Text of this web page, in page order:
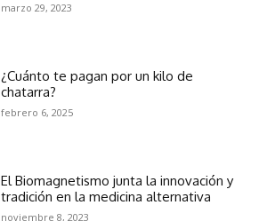
marzo 29, 2023
¿Cuánto te pagan por un kilo de
chatarra?
febrero 6, 2025
El Biomagnetismo junta la innovación y
tradición en la medicina alternativa
noviembre 8, 2023